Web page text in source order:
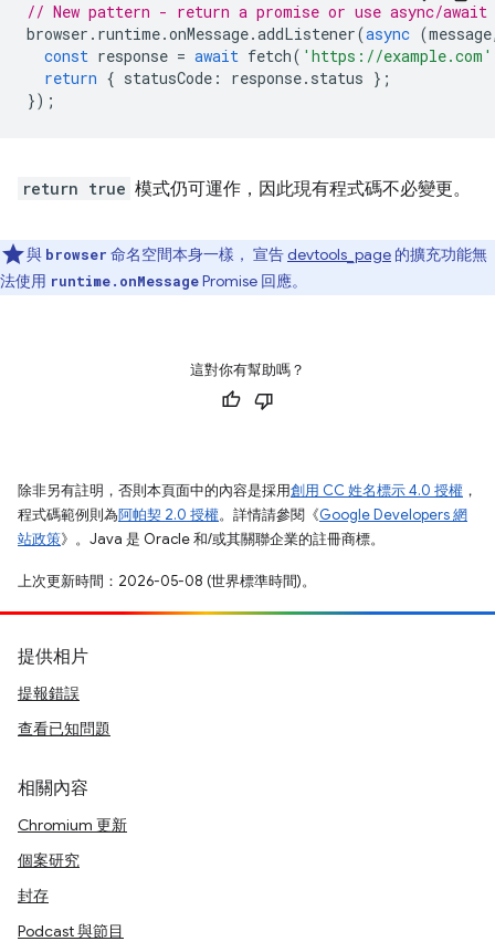
// New pattern - return a promise or use async/await
browser . runtime.onMessage.addListener(async (message
const response = await fetch( 'https://example.com'
return { statusCode : response. status };
});
return true 模式仍可運作，因此現有程式碼不必變更。
與 browser 命名空間本身一樣， 宣告devtools_page 的擴充功能無
法使用 runtime.onMessagePromise 回應。
這對你有幫助嗎？
除非另有註明，否則本頁面中的內容是採用創用 CC 姓名標示 4.0 授權 ，
程式碼範例則為阿帕契 2.0 授權。詳情請參閱《Google Developers 網
站政策》。Java 是 Oracle 和/或其關聯企業的註冊商標。
上次更新時間：2026-05-08 (世界標準時間)。
提供相片
提報錯誤
查看已知問題
相關內容
Chromium 更新
個案研究
封存
Podcast 與節目